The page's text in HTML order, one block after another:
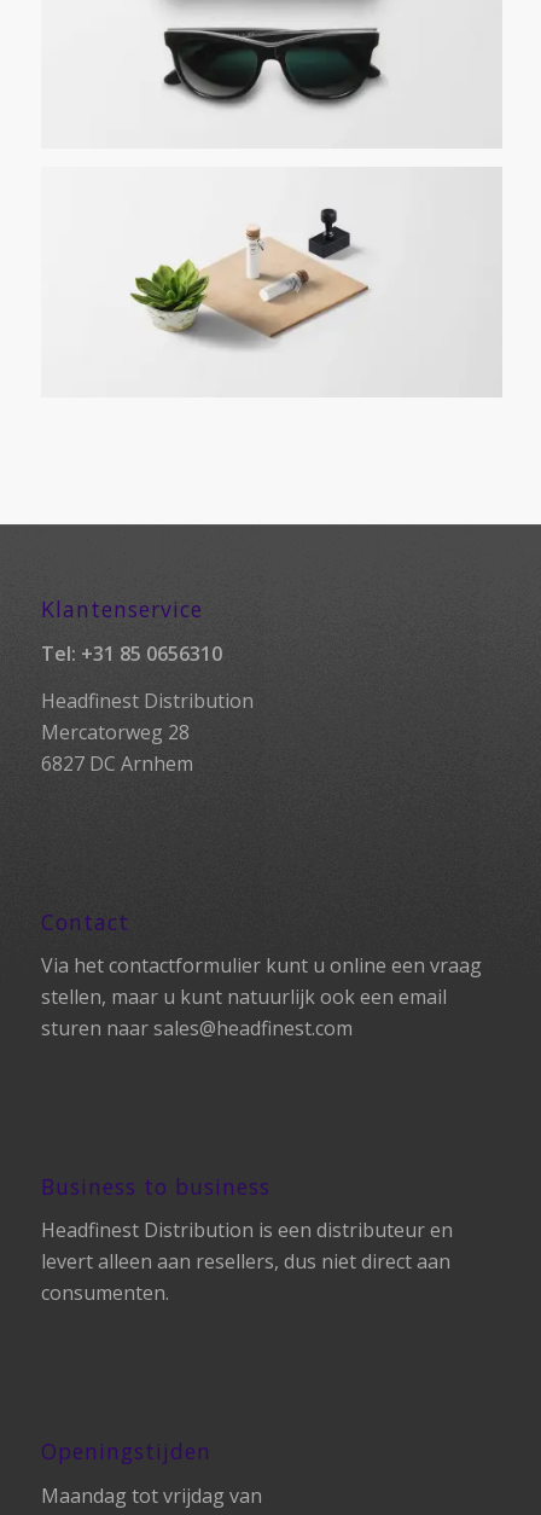
Klantenservice
Tel: +31 85 0656310
Headfinest Distribution
Mercatorweg 28
6827 DC Arnhem
Contact
Via het contactformulier kunt u online een vraag
stellen, maar u kunt natuurlijk ook een email
sturen naarsales@headfinest.com
Business to business
Headfinest Distribution is een distributeur en
levert alleen aan resellers, dus niet direct aan
consumenten.
Openingstijden
Maandag tot vrijdag van